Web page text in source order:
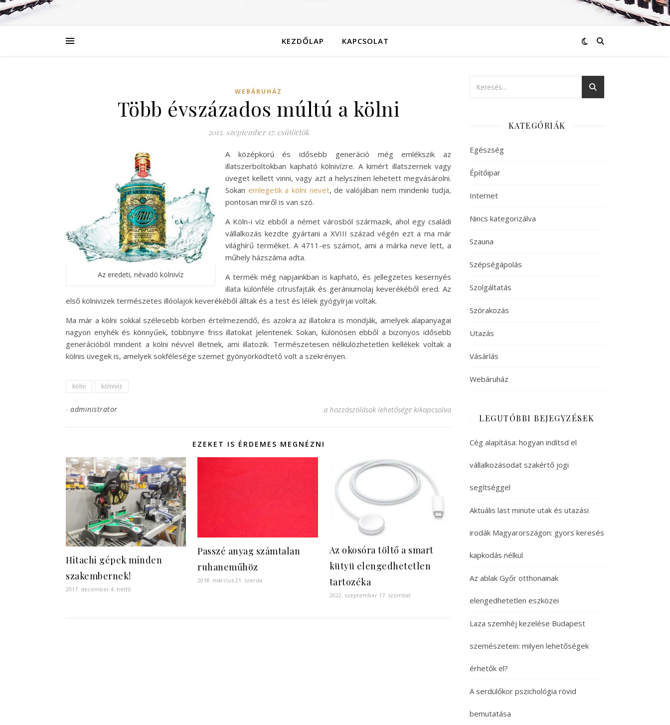
KEZDŐLAP KAPCSOLAT
WEBÁRUHÁZ
Több évszázados múltú a kölni
2015. szeptember 17. csütörtök
Az eredeti, névadó kölnivíz
A középkorú és idősebb generáció még emlékszik az
illatszerboltokban kapható kölnivízre. A kimért illatszernek vagy
üveget kellett vinni, vagy azt a helyszínen lehetett megvásárolni.
Sokan emlegetik a kölni nevet, de valójában nem mindenki tudja,
pontosan miről is van szó.
A Köln-i víz ebből a német városból származik, ahol egy családi
vállalkozás kezdte gyártani a XVIII század végén ezt a ma már
világhírű terméket. A 4711-es számot, ami a márka neve lett, a
műhely házszáma adta.
A termék még napjainkban is kapható, és jellegzetes kesernyés
illata különféle citrusfajták és gerániumolaj keverékéből ered. Az
első kölnivizek természetes illóolajok keverékéből álltak és a test és lélek gyógyírjai voltak.
Ma már a kölni sokkal szélesebb körben értelmezendő, és azokra az illatokra is mondják, amelyek alapanyagai
nagyon enyhék és könnyűek, többnyire friss illatokat jelentenek. Sokan, különösen ebből a bizonyos idősebb
generációból mindent a kölni névvel illetnek, ami illatozik. Természetesen nélkülözhetetlen kellékek voltak a
kölnis üvegek is, amelyek sokfélesége szemet gyönyörködtető volt a szekrényen.
kölni kölnivíz
- administrator Több évszázados múltú a kölni bejegyzéshez
a hozzászólások lehetősége kikapcsolva
EZEKET IS ÉRDEMES MEGNÉZNI
Hitachi gépek minden
szakembernek!
2017. december 4. hétfő
Passzé anyag számtalan
ruhaneműhöz
2018. március 21. szerda
Az okosóra töltő a smart
kütyü elengedhetetlen
tartozéka
2022. szeptember 17. szombat
KATEGÓRIÁK
Egészség
Építőipar
Internet
Nincs kategorizálva
Szauna
Szépségápolás
Szolgáltatás
Szórakozás
Utazás
Vásárlás
Webáruház
LEGUTÓBBI BEJEGYZÉSEK
Cég alapítása: hogyan indítsd el
vállalkozásodat szakértő jogi
segítséggel
Aktuális last minute utak és utazási
irodák Magyarországon: gyors keresés
kapkodás nélkül
Az ablak Győr otthonainak
elengedhetetlen eszközei
Laza szemhéj kezelése Budapest
szemészetein: milyen lehetőségek
érhetők el?
A serdülőkor pszichológia rövid
bemutatása